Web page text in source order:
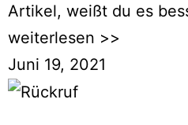
Artikel, weißt du es
weiterlesen >>
Juni 19, 2021